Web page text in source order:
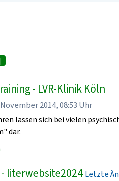
- LVR-Klinik Köln
2014, 08:53 Uhr
lassen sich bei vielen
dar.
literwebsite2024 Letzte